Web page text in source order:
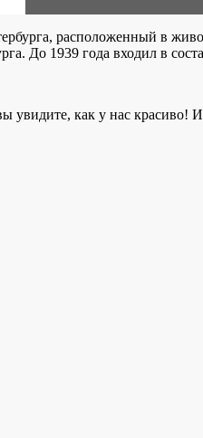
расположенный в
До 1939 года входил в
увидите, как у нас красиво! И